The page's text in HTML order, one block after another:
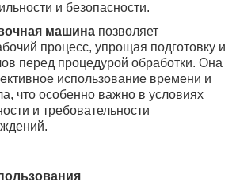
и безопасности.
машина позволяет
процесс, упрощая подготовку и
перед процедурой обработки. Она
использование времени и
что особенно важно в условиях
и требовательности